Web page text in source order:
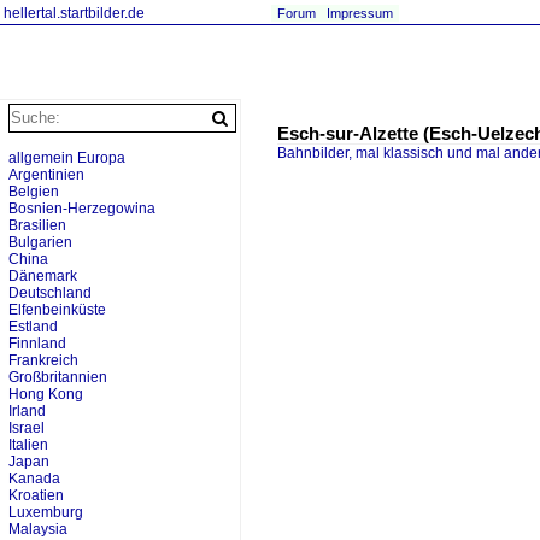
hellertal.startbilder.de Forum Impressum
Esch-sur-Alzette (Esch-
Bahnbilder, mal klassisch und mal
allgemein Europa
Argentinien
Belgien
Bosnien-Herzegowina
Brasilien
Bulgarien
China
Dänemark
Deutschland
Elfenbeinküste
Estland
Finnland
Frankreich
Großbritannien
Hong Kong
Irland
Israel
Italien
Japan
Kanada
Kroatien
Luxemburg
Malaysia